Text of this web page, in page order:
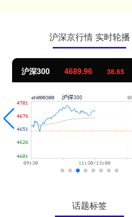
沪深京行情 实时轮播
北证50 1129.72 6.84
话题标签